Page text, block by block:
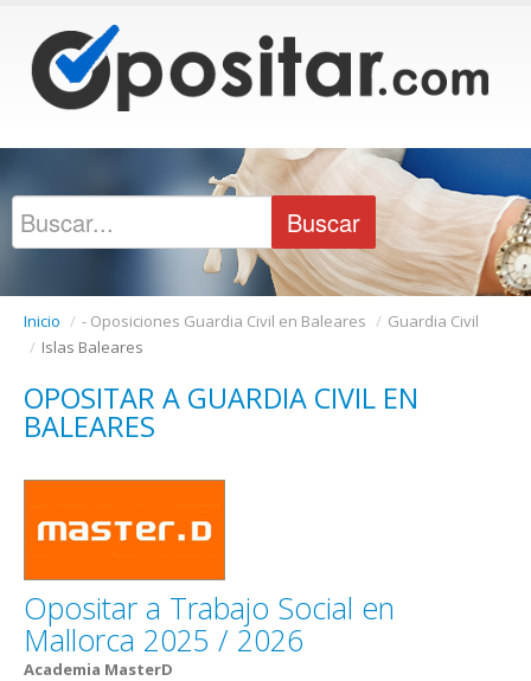
Inicio / - Oposiciones Guardia Civil en Baleares / Guardia Civil
/ Islas Baleares
OPOSITAR A GUARDIA CIVIL EN
BALEARES
Opositar a Trabajo Social en
Mallorca 2025 / 2026
Academia MasterD